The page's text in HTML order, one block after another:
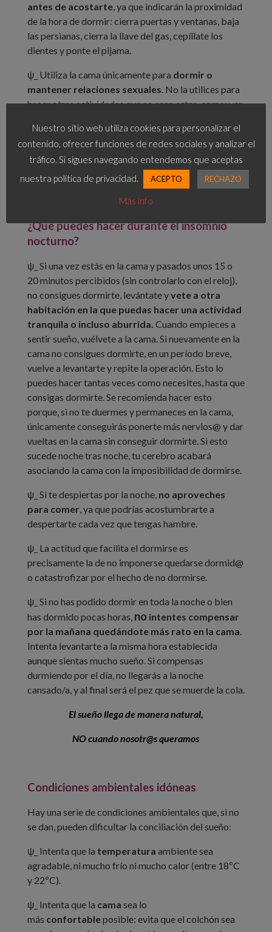
antes de acostarte, ya que indicarán la proximidad
de la hora de dormir: cierra puertas y ventanas, baja
las persianas, cierra la llave del gas, cepíllate los
dientes y ponte el pijama.
ψ_ Utiliza la cama únicamente para dormir o
mantener relaciones sexuales. No la utilices para
hacer otras actividades que no sean estas, como: ver
comer, trabajar o estudiar.
ψ_ Procura irte a la cama más o menos a la misma
y cuando sientas sensación de sueño. Intenta
también levantarte por la mañana sobre la misma
hora, dentro de una flexibilidad.
¿Qué puedes hacer durante el insomnio
nocturno?
ψ_ Si una vez estás en la cama y pasados unos 15 o
20 minutos percibidos (sin controlarlo con el reloj),
no consigues dormirte, levántate yvete a otra
habitación en la que puedas hacer una actividad
tranquila o incluso aburrida. Cuando empieces a
sentir sueño, vuélvete a la cama. Si nuevamente en la
cama no consigues dormirte, en un período breve,
vuelve a levantarte y repite la operación. Esto lo
puedes hacer tantas veces como necesites, hasta que
consigas dormirte. Se recomienda hacer esto
porque, si no te duermes y permaneces en la cama,
únicamente conseguirás ponerte más nervios@ y dar
vueltas en la cama sin conseguir dormirte. Si esto
sucede noche tras noche, tu cerebro acabará
asociando la cama con la imposibilidad de dormirse.
ψ_ Si te despiertas por la noche, no aproveches
para comer, ya que podrías acostumbrarte a
despertarte cada vez que tengas hambre.
ψ_ La actitud que facilita el dormirse es
precisamente la de no imponerse quedarse dormid@
o catastrofizar por el hecho de no dormirse.
ψ_ Si no has podido dormir en toda la noche o bien
has dormido pocas horas, nointentes compensar
por la mañana quedándote más rato en la cama.
Intenta levantarte a la misma hora establecida
aunque sientas mucho sueño. Si compensas
durmiendo por el día, no llegarás a la noche
cansado/a, y al final será el pez que se muerde la cola.
El sueño llega de manera natural,
NO cuando nosotr@s queramos
Condiciones ambientales idóneas
Hay una serie de condiciones ambientales que, si no
se dan, pueden dificultar la conciliación del sueño:
ψ_ Intenta que la temperatura ambiente sea
agradable, ni mucho frío ni mucho calor (entre 18ºC
y 22ºC).
ψ_ Intenta que la cama sea lo
más confortableposible: evita que el colchón sea
Nuestro sitio web utiliza cookies para personalizar el
contenido, ofrecer funciones de redes sociales y analizar el
tráfico. Si sigues navegando entendemos que aceptas
nuestra política de privacidad.
ACEPTO RECHAZO
Más info